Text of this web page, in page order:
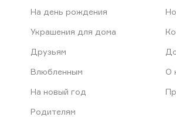
На день рождения
Украшения для дома
Друзьям
Влюбленным
На новый год
Родителям
О